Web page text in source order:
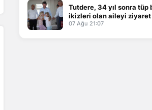
Tutdere, 34 yıl sonra tüp
ikizleri olan aileyi
07 Ağu 21:07